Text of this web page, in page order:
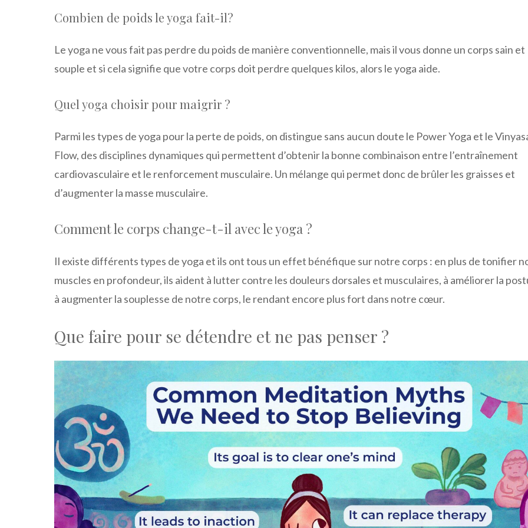
Combien de poids le yoga fait-il?
Le yoga ne vous fait pas perdre du poids de manière conventionnelle, mais il vous donne un corps sain et
souple et si cela signifie que votre corps doit perdre quelques kilos, alors le yoga aide.
Quel yoga choisir pour maigrir ?
Parmi les types de yoga pour la perte de poids, on distingue sans aucun doute le Power Yoga et le
Flow, des disciplines dynamiques qui permettent d’obtenir la bonne combinaison entre l’entraînement
cardiovasculaire et le renforcement musculaire. Un mélange qui permet donc de brûler les graisses et
d’augmenter la masse musculaire.
Comment le corps change-t-il avec le yoga ?
Il existe différents types de yoga et ils ont tous un effet bénéfique sur notre corps : en plus de tonifier
muscles en profondeur, ils aident à lutter contre les douleurs dorsales et musculaires, à améliorer la
à augmenter la souplesse de notre corps, le rendant encore plus fort dans notre cœur.
Que faire pour se détendre et ne pas penser ?